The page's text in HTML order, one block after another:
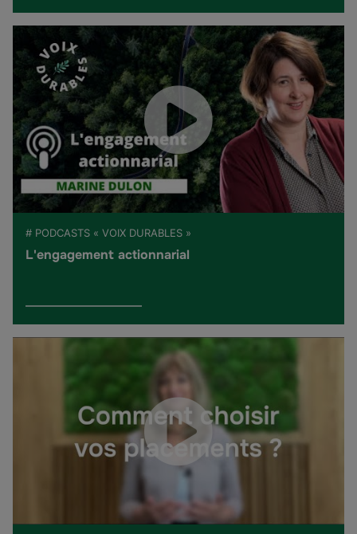
# PODCASTS « VOIX DURABLES »
L'engagement actionnarial